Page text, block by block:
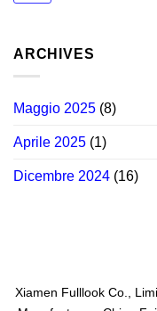
ARCHIVES
Maggio 2025 (8)
Aprile 2025 (1)
Dicembre 2024 (16)
Xiamen Fulllook Co.,